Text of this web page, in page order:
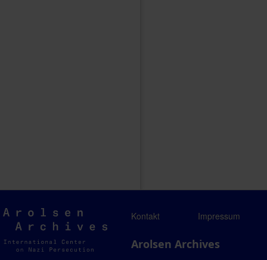
Arolsen
Archives
Kontakt Impressum
Arolsen Archives